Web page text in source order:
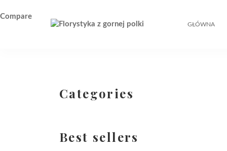
GŁÓWNA
Categories
Best sellers
Compare